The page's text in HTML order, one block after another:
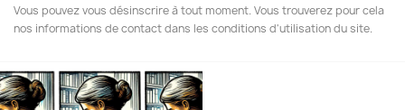
Vous pouvez vous désinscrire à tout moment. Vous trouverez pour cela
nos informations de contact dans les conditions d'utilisation du site.